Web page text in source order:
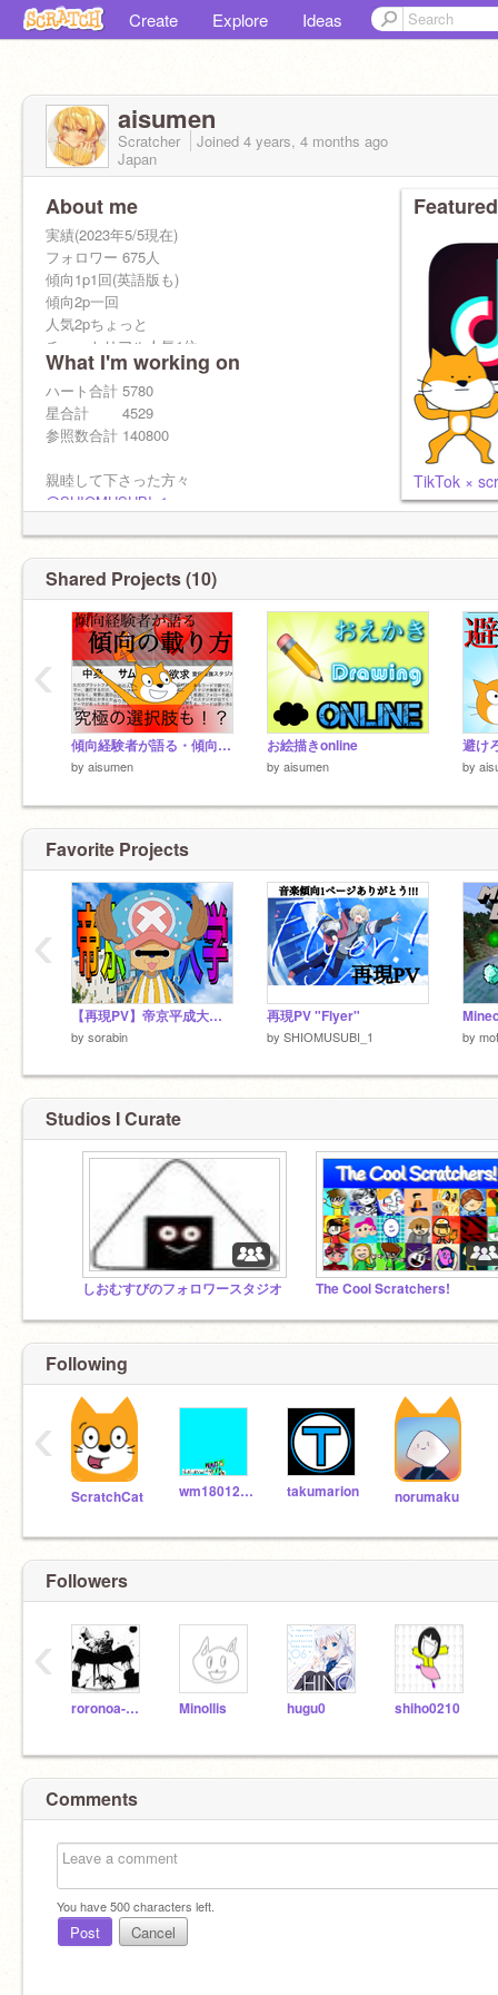
Create Explore Ideas
aisumen
Scratcher Joined 4 years, 4 months ago
Japan
About me
実績(2023年5/5現在)
フォロワー 675人
傾向1p1回(英語版も)
傾向2p一回
人気2pちょっと
チュートリアル人気1位
アンメーション人気2p
ゲーム人気2p
What I'm working on
ハート合計 5780
星合計 4529
参照数合計 140800
親睦して下さった方々
@SHIOMUSUBI_1
@roronoa-D-luffy
@Tomo_Sawyer
ここ見てくれたらコメントくれや
フォローするで
TikTok ×
Shared Projects (10)
傾向経験者が語る・傾向の載り方！
by aisumen
お絵描きonline
by aisumen
避け
by
‹
Favorite Projects
【再現PV】帝京平成大学 ノリノリチョッパー
by sorabin
再現PV "Flyer"
by SHIOMUSUBI_1 by
‹
Studios I Curate
しおむすびのフォロワースタジオ The Cool Scratchers!
Following
ScratchCat wm18012401 takumarion norumaku
‹
Followers
roronoa-D-luffy Minollis hugu0 shiho0210
‹
Comments
You have500characters left.
Post Cancel